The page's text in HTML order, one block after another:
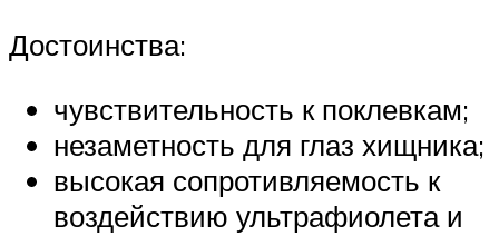
Достоинства:
чувствительность к поклевкам;
незаметность для глаз хищника;
высокая сопротивляемость к
воздействию ультрафиолета и